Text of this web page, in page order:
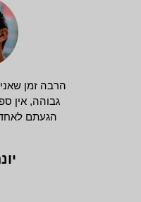
הרבה זמן
גבוהה, אין
הגעתם